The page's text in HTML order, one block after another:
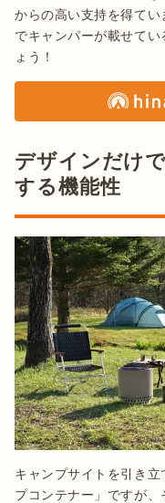
からの高い支持を得て
でキャンパーが載せて
ょう！
デザインだけ
する機能性
キャンプサイトを引き
プコンテナー」ですが